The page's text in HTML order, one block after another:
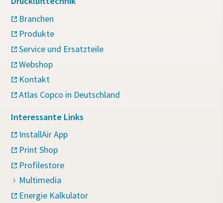
Branchen
Produkte
Service und Ersatzteile
Webshop
Kontakt
Atlas Copco in Deutschland
Interessante Links
InstallAir App
Print Shop
Profilestore
Multimedia
Energie Kalkulator